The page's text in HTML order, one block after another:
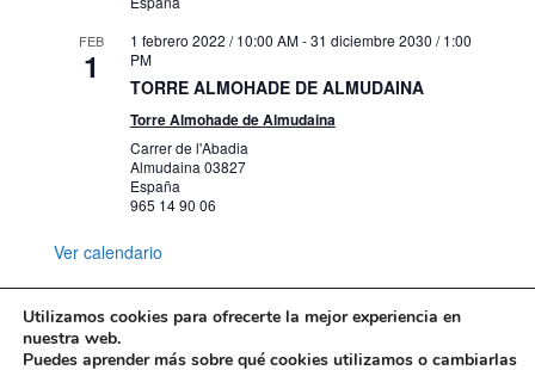
NOV
13
Exposición temporal
24 octubre 2023 / 8:00 AM -31 diciembre
2023 / 5:00 PM
Marq
NOV 25 octubre 2023 / 8:00 AM
Marq Plza. Dr. Gómez Ulla, s/n, Alicante
NOV 31 octubre 2023 / 10:00 AM
FEB
1
1 febrero 2022 / 10:00 AM-31 diciembre 2030 / 1:00
PM
TORRE ALMOHADE DE ALMUDAINA
Torre Almohade de Almudaina
Carrer de l'Abadia
Almudaina 03827
España
965 14 90 06
Ver calendario
Utilizamos cookies para ofrecerte la mejor experiencia en
nuestra web.
Puedes aprender más sobre qué cookies utilizamos o cambiarlas